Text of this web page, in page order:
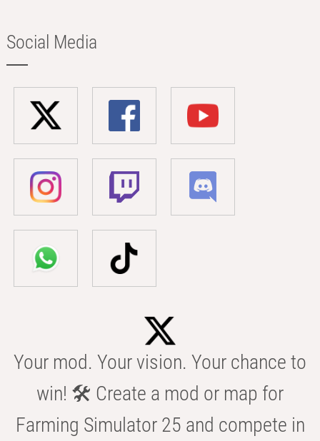
Social Media
Your mod. Your vision. Your chance to
win! 🛠️ Create a mod or map for
Farming Simulator 25 and compete in